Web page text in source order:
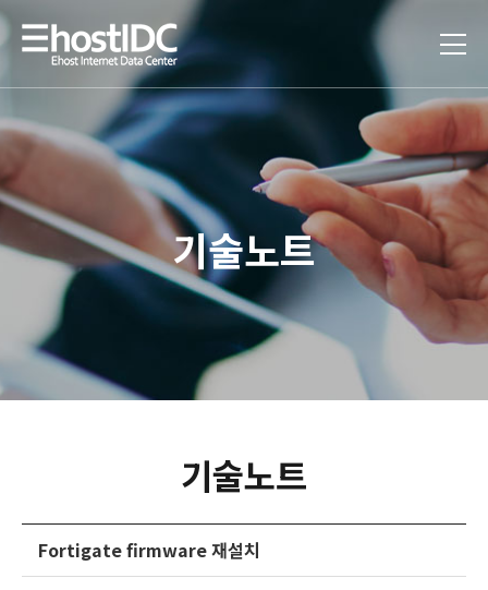
기술노트
기술노트
Fortigate firmware 재설치